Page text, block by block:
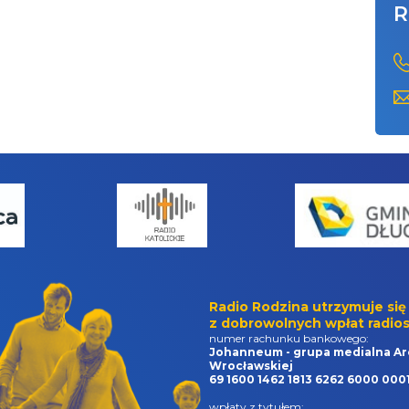
Radio Rodzina utrzymuje się
z dobrowolnych wpłat
numer rachunku bankowego:
Johanneum - grupa medialna
Wrocławskiej
69 1600 1462 1813 6262 6000